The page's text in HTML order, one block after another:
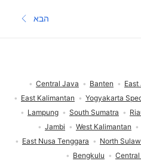
העמוד
הבא
East
Banten
Central Java
Yogyakarta
East Kalimantan
South Sumatra
Lampung
West Kalimantan
Jambi
North
East Nusa Tenggara
Bengkulu